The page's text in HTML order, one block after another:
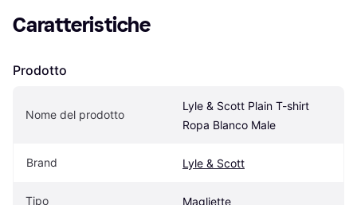
Caratteristiche
Prodotto
Nome del prodotto
Lyle & Scott Plain T-shirt
Ropa Blanco Male
Brand Lyle & Scott
Tipo Magliette